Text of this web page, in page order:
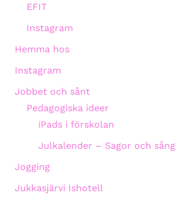
EFIT
Instagram
Hemma hos
Instagram
Jobbet och sånt
Pedagogiska ideer
iPads i förskolan
Julkalender – Sagor och sång
Jogging
Jukkasjärvi Ishotell